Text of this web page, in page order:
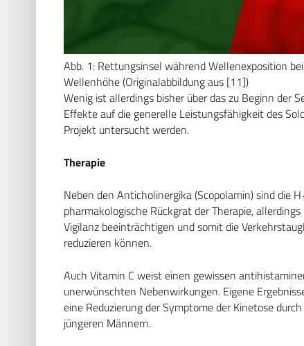
Abb. 1: Rettungsinsel während Wellenexposition
Wellenhöhe (Originalabbildung aus [11])
Wenig ist allerdings bisher über das zu Beginn der
Effekte auf die generelle Leistungsfähigkeit des
Projekt untersucht werden.
Therapie
Neben den Anticholinergika (Scopolamin) sind die H1
pharmakologische Rückgrat der Therapie,
Vigilanz beeinträchtigen und somit die
reduzieren können.
Auch Vitamin C weist einen gewissen
unerwünschten Nebenwirkungen. Eigene
eine Reduzierung der Symptome der Kinetose
jüngeren Männern.